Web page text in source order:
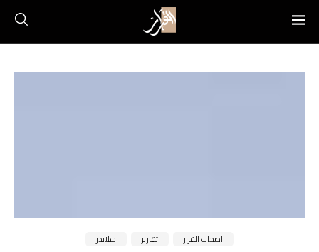
اصحاب القرار تقارير سلايدر